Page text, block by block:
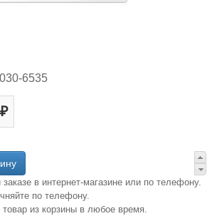
6535
в интернет-магазине или по телефону.
по телефону.
из корзины в любое время.